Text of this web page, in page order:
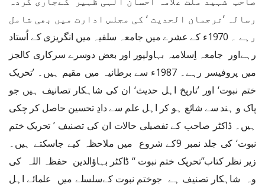
رسالہ ’ترجمان الحدیث ‘ کی مجلس ادارت میں بھی شامل
رہے ۔ 1970ء کے عشرے میں جامعہ سلفیہ میں انگریزی کے اُستاد
رہےاور جامعہ اِسلامیہ بہاولپور اور بعض دوسرے سرکاری کالجز
میں پروفیسر رہے۔ 1987ء سے برطانیہ میں مقیم ہیں۔ ’تحریک
ختم نبوت‘ اور ’تاریخ اہل حدیث‘ ان کی شاہکار تصانیف ہیں جو
پاک و ہند سے شائع ہو کر اہل علم سے دادِ تحسین حاصل کر چکی
ہیں۔ ڈاکٹر صاحب کے تفصیلی حالات ان کی تصنیف ’ تحریک ختم
نبوت‘ کی جلد نمبر 9کے شروع میں ملاحظہ کیے جاسکتے ہیں۔
زیر نظر کتاب’’تحریک ختم نبوت ‘‘ ڈاکٹر بہاؤالدین حفظہ اللہ کی
وہ شاہکار تصنیف ہے جوختم نبوت کےسلسلے میں علمائے اہل